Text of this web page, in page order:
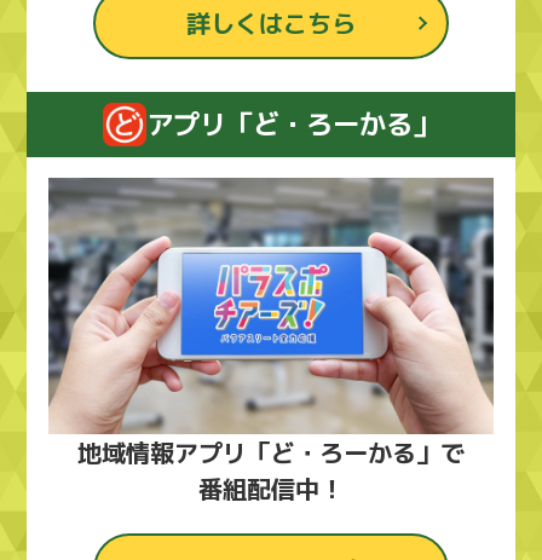
詳しくはこちら
アプリ「ど・ろーかる」
地域情報アプリ「ど・ろーかる」で
番組配信中！